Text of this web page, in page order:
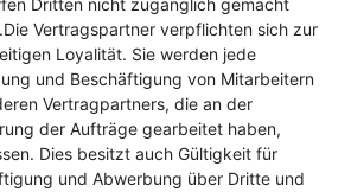
Dritten nicht zugänglich gemacht
Vertragspartner verpflichten sich zur
Loyalität. Sie werden jede
und Beschäftigung von Mitarbeitern
Vertragpartners, die an der
der Aufträge gearbeitet haben,
Dies besitzt auch Gültigkeit für
und Abwerbung über Dritte und